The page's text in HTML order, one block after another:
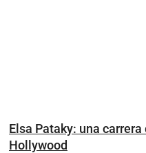
Elsa Pataky: una
Hollywood